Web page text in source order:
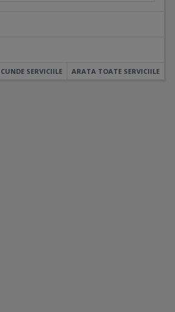
ARATA TOATE SERVICIILE
SERVICIILE